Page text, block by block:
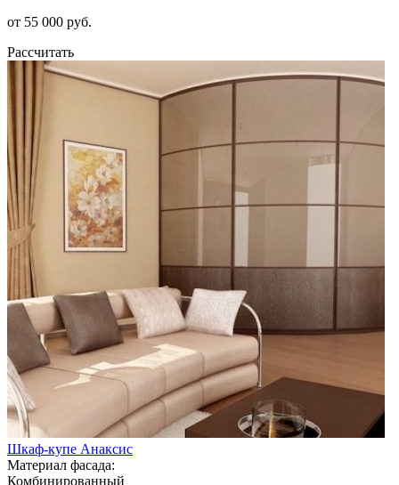
от 55 000 руб.
Рассчитать
Шкаф-купе Анаксис
Материал фасада:
Комбинированный